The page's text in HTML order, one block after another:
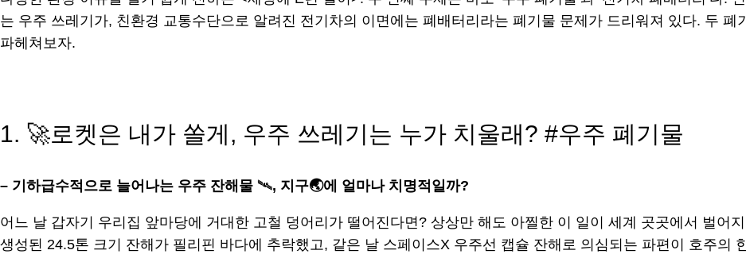
는 우주 쓰레기가, 친환경 교통수단으로 알려진 전기차의 이면에는 폐배터리라는 폐기물 문제가 드리워져 있다. 두
파헤쳐보자.
1. 🚀로켓은 내가 쏠게, 우주 쓰레기는 누가 치울래? #우주 폐기물
– 기하급수적으로 늘어나는 우주 잔해물 🛰, 지구🌏에 얼마나 치명적일까?
어느 날 갑자기 우리집 앞마당에 거대한 고철 덩어리가 떨어진다면? 상상만 해도 아찔한 이 일이 세계 곳곳에서 벌어
생성된 24.5톤 크기 잔해가 필리핀 바다에 추락했고, 같은 날 스페이스X 우주선 캡슐 잔해로 의심되는 파편이 호주의